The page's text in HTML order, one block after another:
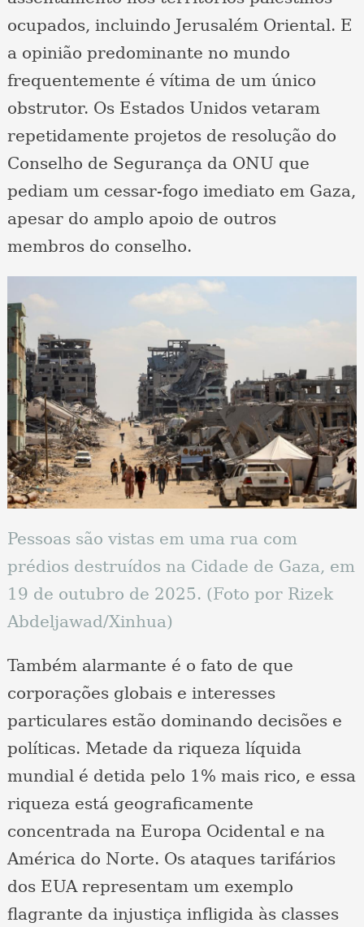
ocupados, incluindo Jerusalém Oriental. E
a opinião predominante no mundo
frequentemente é vítima de um único
obstrutor. Os Estados Unidos vetaram
repetidamente projetos de resolução do
Conselho de Segurança da ONU que
pediam um cessar-fogo imediato em Gaza,
apesar do amplo apoio de outros
membros do conselho.
Pessoas são vistas em uma rua com
prédios destruídos na Cidade de Gaza, em
19 de outubro de 2025. (Foto por Rizek
Abdeljawad/Xinhua)
Também alarmante é o fato de que
corporações globais e interesses
particulares estão dominando decisões e
políticas. Metade da riqueza líquida
mundial é detida pelo 1% mais rico, e essa
riqueza está geograficamente
concentrada na Europa Ocidental e na
América do Norte. Os ataques tarifários
dos EUA representam um exemplo
flagrante da injustiça infligida às classes